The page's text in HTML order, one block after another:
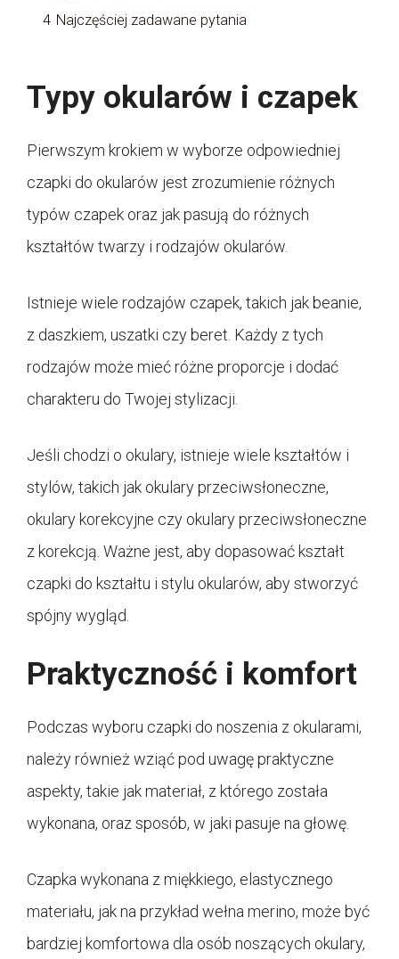
4 Najczęściej zadawane pytania
Typy okularów i czapek
Pierwszym krokiem w wyborze odpowiedniej
czapki do okularów jest zrozumienie różnych
typów czapek oraz jak pasują do różnych
kształtów twarzy i rodzajów okularów.
Istnieje wiele rodzajów czapek, takich jak beanie,
z daszkiem, uszatki czy beret. Każdy z tych
rodzajów może mieć różne proporcje i dodać
charakteru do Twojej stylizacji.
Jeśli chodzi o okulary, istnieje wiele kształtów i
stylów, takich jak okulary przeciwsłoneczne,
okulary korekcyjne czy okulary przeciwsłoneczne
z korekcją. Ważne jest, aby dopasować kształt
czapki do kształtu i stylu okularów, aby stworzyć
spójny wygląd.
Praktyczność i komfort
Podczas wyboru czapki do noszenia z okularami,
należy również wziąć pod uwagę praktyczne
aspekty, takie jak materiał, z którego została
wykonana, oraz sposób, w jaki pasuje na głowę.
Czapka wykonana z miękkiego, elastycznego
materiału, jak na przykład wełna merino, może być
bardziej komfortowa dla osób noszących okulary,